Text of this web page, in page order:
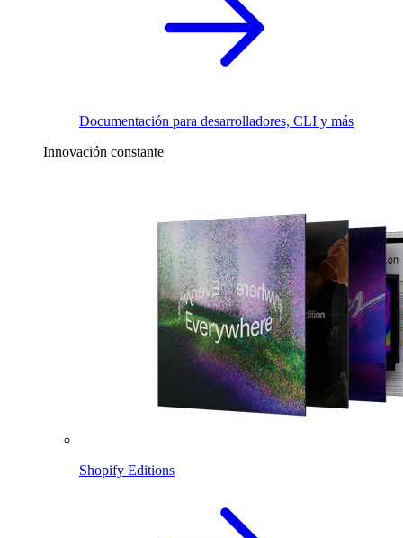
Documentación para desarrolladores, CLI y más
Innovación constante
Shopify Editions